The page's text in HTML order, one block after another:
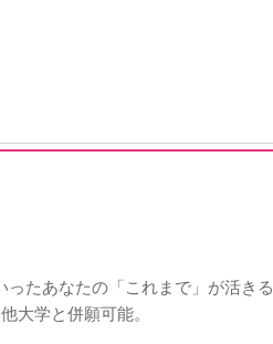
ったあなたの「これまで」が活きる
大学と併願可能。